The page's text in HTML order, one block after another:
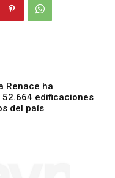
Renace ha
edificaciones
del país